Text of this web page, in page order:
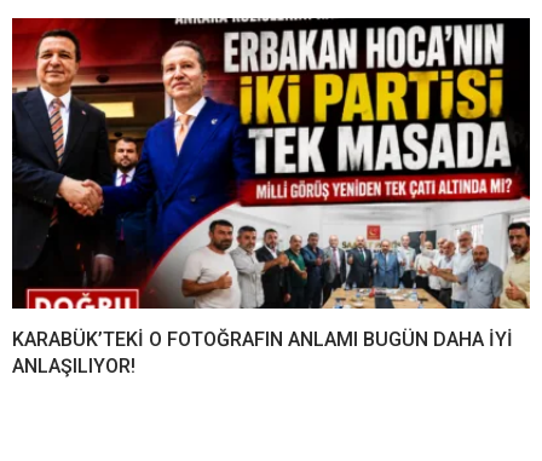
KARABÜK’TEKİ O FOTOĞRAFIN ANLAMI BUGÜN DAHA İYİ
ANLAŞILIYOR!